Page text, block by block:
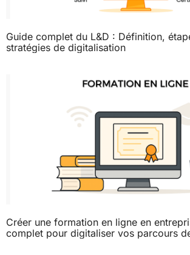
Guide complet du L&D : Définition,
stratégies de digitalisation
Créer une formation en ligne en
complet pour digitaliser vos parcours